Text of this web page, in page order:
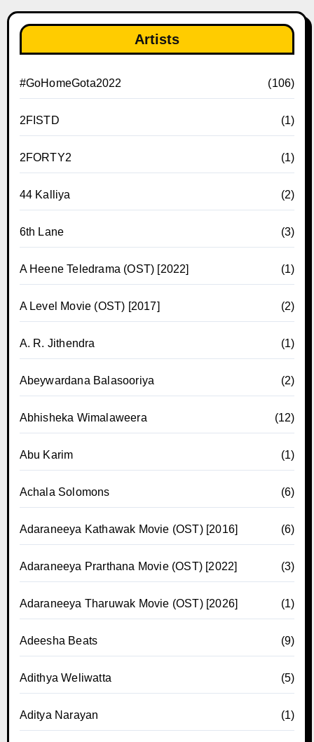
Artists
#GoHomeGota2022 (106)
2FISTD (1)
2FORTY2 (1)
44 Kalliya (2)
6th Lane (3)
A Heene Teledrama (OST) [2022] (1)
A Level Movie (OST) [2017] (2)
A. R. Jithendra (1)
Abeywardana Balasooriya (2)
Abhisheka Wimalaweera (12)
Abu Karim (1)
Achala Solomons (6)
Adaraneeya Kathawak Movie (OST) [2016] (6)
Adaraneeya Prarthana Movie (OST) [2022] (3)
Adaraneeya Tharuwak Movie (OST) [2026] (1)
Adeesha Beats (9)
Adithya Weliwatta (5)
Aditya Narayan (1)